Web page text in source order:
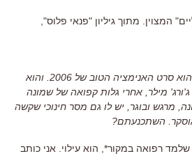
המצוין. מתוך גיליון "פנאי פלוס",
חד וחלק: "תזיזו ת'רגליים" הוא סרט האנימציה הטוב של 2006. והוא
מילר, אחרי גלות קפואה של שמונה
מרגש ובוגר, יש לו גם מסר חינוכי שקשה
השתכנעתם?
רפואה במקור*, הוא עילוי. אני כותב